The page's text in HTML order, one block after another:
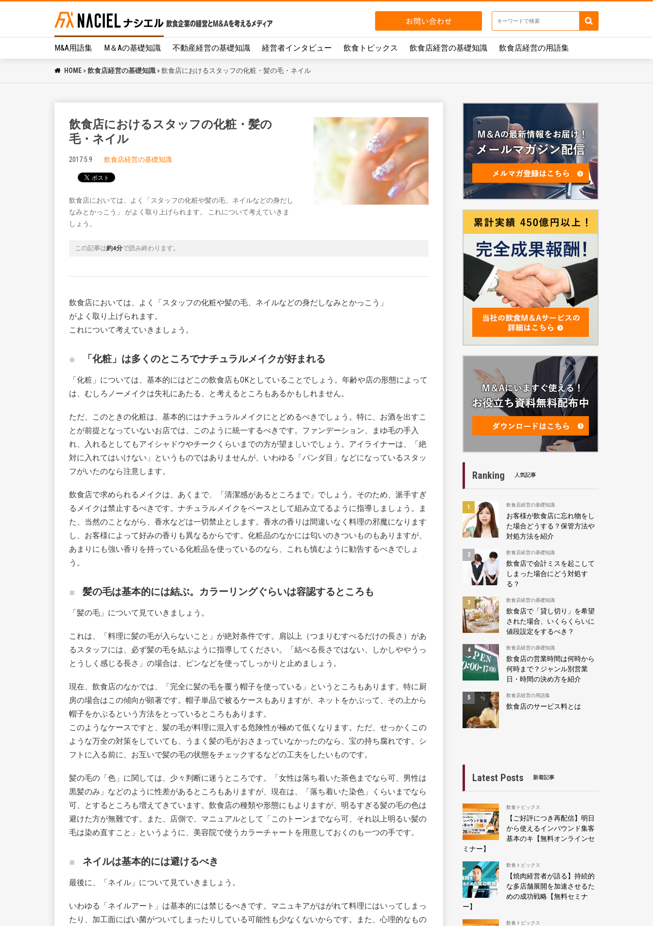
M&A用語集 M＆Aの基礎知識 不動産経営の基礎知識 経営者インタビュー 飲食トピックス 飲食店経営の基礎知識 飲食店経営の用語集
HOME »飲食店経営の基礎知識 »飲食店におけるスタッフの化粧・髪の毛・ネイル
飲食店におけるスタッフの化粧・髪の
毛・ネイル
2017.5.9 飲食店経営の基礎知識
飲食店においては、よく「スタッフの化粧や髪の毛、ネイルなどの身だし
なみとかっこう」 がよく取り上げられます。 これについて考えていきま
しょう。
この記事は約4分で読み終わります。
飲食店においては、よく「スタッフの化粧や髪の毛、ネイルなどの身だしなみとかっこう」
がよく取り上げられます。
これについて考えていきましょう。
「化粧」は多くのところでナチュラルメイクが好まれる
「化粧」については、基本的にはどこの飲食店もOKとしていることでしょう。年齢や店の形態によって
は、むしろノーメイクは失礼にあたる、と考えるところもあるかもしれません。
ただ、このときの化粧は、基本的にはナチュラルメイクにとどめるべきでしょう。特に、お酒を出すこ
とが前提となっていないお店では、このように統一するべきです。ファンデーション、まゆ毛の手入
れ、入れるとしてもアイシャドウやチークくらいまでの方が望ましいでしょう。アイライナーは、「絶
対に入れてはいけない」というものではありませんが、いわゆる「パンダ目」などになっているスタッ
フがいたのなら注意します。
飲食店で求められるメイクは、あくまで、「清潔感があるところまで」でしょう。そのため、派手すぎ
るメイクは禁止するべきです。ナチュラルメイクをベースとして組み立てるように指導しましょう。ま
た、当然のことながら、香水などは一切禁止とします。香水の香りは間違いなく料理の邪魔になります
し、お客様によって好みの香りも異なるからです。化粧品のなかには匂いのきついものもありますが、
あまりにも強い香りを持っている化粧品を使っているのなら、これも慎むように勧告するべきでしょ
う。
髪の毛は基本的には結ぶ。カラーリングぐらいは容認するところも
「髪の毛」について見ていきましょう。
これは、「料理に髪の毛が入らないこと」が絶対条件です。肩以上（つまりむすべるだけの長さ）があ
るスタッフには、必ず髪の毛を結ぶように指導してください。「結べる長さではない、しかしややうっ
とうしく感じる長さ」の場合は、ピンなどを使ってしっかりと止めましょう。
現在、飲食店のなかでは、「完全に髪の毛を覆う帽子を使っている」というところもあります。特に厨
房の場合はこの傾向が顕著です。帽子単品で被るケースもありますが、ネットをかぶって、その上から
帽子をかぶるという方法をとっているところもあります。
このようなケースですと、髪の毛が料理に混入する危険性が極めて低くなります。ただ、せっかくこの
ような万全の対策をしていても、うまく髪の毛がおさまっていなかったのなら、宝の持ち腐れです。シ
フトに入る前に、お互いで髪の毛の状態をチェックするなどの工夫をしたいものです。
髪の毛の「色」に関しては、少々判断に迷うところです。「女性は落ち着いた茶色までなら可、男性は
黒髪のみ」などのように性差があるところもありますが、現在は、「落ち着いた染色」くらいまでなら
可、とするところも増えてきています。飲食店の種類や形態にもよりますが、明るすぎる髪の毛の色は
避けた方が無難です。また、店側で、マニュアルとして「このトーンまでなら可、それ以上明るい髪の
毛は染め直すこと」というように、美容院で使うカラーチャートを用意しておくのも一つの手です。
ネイルは基本的には避けるべき
最後に、「ネイル」について見ていきましょう。
いわゆる「ネイルアート」は基本的には禁じるべきです。マニュキアがはがれて料理にはいってしまっ
たり、加工面にばい菌がついてしまったりしている可能性も少なくないからです。また、心理的なもの
Ranking 人気記事
飲食店経営の基礎知識
お客様が飲食店に忘れ物をし
た場合どうする？保管方法や
対処方法を紹介
飲食店経営の基礎知識
飲食店で会計ミスを起こして
しまった場合にどう対処す
る？
飲食店経営の基礎知識
飲食店で「貸し切り」を希望
された場合、いくらくらいに
値段設定をするべき？
飲食店経営の基礎知識
飲食店の営業時間は何時から
何時まで？ジャンル別営業
日・時間の決め方を紹介
飲食店経営の用語集
飲食店のサービス料とは
Latest Posts 新着記事
飲食トピックス
【ご好評につき再配信】明日
から使えるインバウンド集客
基本のキ【無料オンラインセ
ミナー】
飲食トピックス
【焼肉経営者が語る】持続的
な多店舗展開を加速させるた
めの成功戦略【無料セミナ
ー】
飲食トピックス